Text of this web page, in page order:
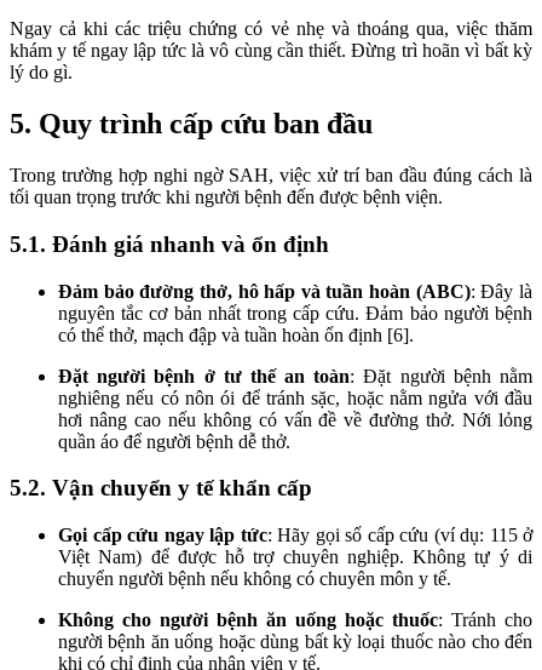
Ngay cả khi các triệu chứng có vẻ nhẹ và thoáng qua, việc thăm
khám y tế ngay lập tức là vô cùng cần thiết. Đừng trì hoãn vì bất kỳ
lý do gì.
5. Quy trình cấp cứu ban đầu
Trong trường hợp nghi ngờ SAH, việc xử trí ban đầu đúng cách là
tối quan trọng trước khi người bệnh đến được bệnh viện.
5.1. Đánh giá nhanh và ổn định
Đảm bảo đường thở, hô hấp và tuần hoàn (ABC): Đây là
nguyên tắc cơ bản nhất trong cấp cứu. Đảm bảo người bệnh
có thể thở, mạch đập và tuần hoàn ổn định [6].
Đặt người bệnh ở tư thế an toàn: Đặt người bệnh nằm
nghiêng nếu có nôn ói để tránh sặc, hoặc nằm ngửa với đầu
hơi nâng cao nếu không có vấn đề về đường thở. Nới lỏng
quần áo để người bệnh dễ thở.
5.2. Vận chuyển y tế khẩn cấp
Gọi cấp cứu ngay lập tức: Hãy gọi số cấp cứu (ví dụ: 115 ở
Việt Nam) để được hỗ trợ chuyên nghiệp. Không tự ý di
chuyển người bệnh nếu không có chuyên môn y tế.
Không cho người bệnh ăn uống hoặc thuốc: Tránh cho
người bệnh ăn uống hoặc dùng bất kỳ loại thuốc nào cho đến
khi có chỉ định của nhân viên y tế.